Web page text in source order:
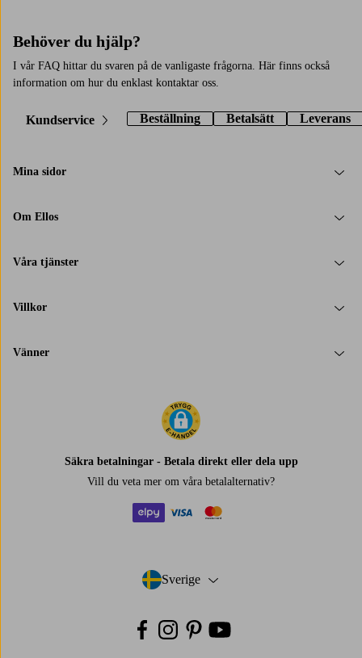
Behöver du hjälp?
I vår FAQ hittar du svaren på de vanligaste frågorna. Här finns också
information om hur du enklast kontaktar oss.
Kundservice Beställning Betalsätt Leverans
Mina sidor
Om Ellos
Våra tjänster
Villkor
Vänner
Säkra betalningar - Betala direkt eller dela upp
Vill du veta mer om våra betalalternativ?
Sverige
- Välj land